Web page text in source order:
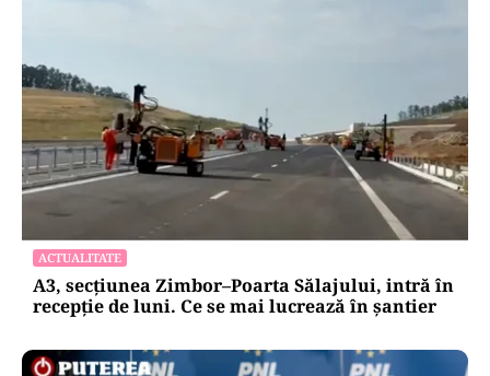
Eugen Tomac cere comasarea a peste 1.500 de
primării și reorganizarea județelor: „Nu mai
putem funcționa”